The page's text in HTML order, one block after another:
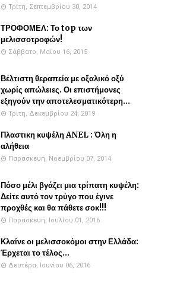
Τρίτη, Σεπτεμβρίου 30, 2014
ΤΡΟΦΟΜΕΛ: Το top των
μελισσοτροφών!
Σάββατο, Μαΐου 16, 2015
Βέλτιστη θεραπεία με οξαλικό οξύ
χωρίς απώλειες. Οι επιστήμονες
εξηγούν την αποτελεσματικότερη...
Τρίτη, Δεκεμβρίου 24, 2019
Πλαστικη κυψέλη ANEL : Όλη η
αλήθεια
Παρασκευή, Νοεμβρίου 07, 2014
Πόσο μέλι βγάζει μια τρίπατη κυψέλη:
Δείτε αυτό τον τρύγο που έγινε
προχθές και θα πάθετε σοκ!!!
Παρασκευή, Ιουλίου 01, 2016
Κλαίνε οι μελισσοκόμοι στην Ελλάδα:
Έρχεται το τέλος...
Δευτέρα, Ιουνίου 06, 2016